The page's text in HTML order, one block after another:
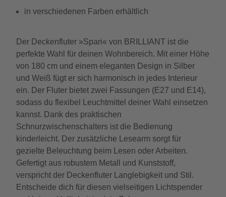
in verschiedenen Farben erhältlich
Der Deckenfluter »Spari« von BRILLIANT ist die
perfekte Wahl für deinen Wohnbereich. Mit einer Höhe
von 180 cm und einem eleganten Design in Silber
und Weiß fügt er sich harmonisch in jedes Interieur
ein. Der Fluter bietet zwei Fassungen (E27 und E14),
sodass du flexibel Leuchtmittel deiner Wahl einsetzen
kannst. Dank des praktischen
Schnurzwischenschalters ist die Bedienung
kinderleicht. Der zusätzliche Lesearm sorgt für
gezielte Beleuchtung beim Lesen oder Arbeiten.
Gefertigt aus robustem Metall und Kunststoff,
verspricht der Deckenfluter Langlebigkeit und Stil.
Entscheide dich für diesen vielseitigen Lichtspender